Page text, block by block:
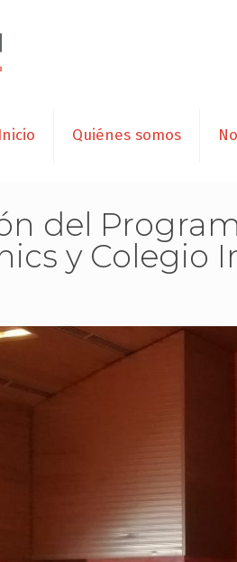
Inicio Quiénes somos
del
y Colegio